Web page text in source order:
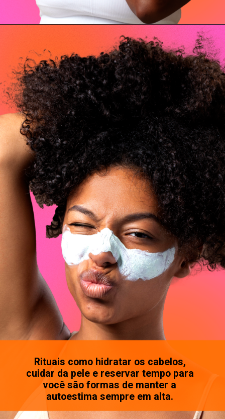
Rituais como hidratar os cabelos,
cuidar da pele e reservar tempo para
você são formas de manter a
autoestima sempre em alta.